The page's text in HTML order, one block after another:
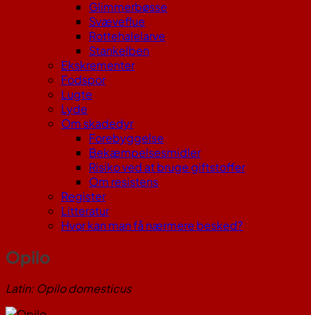
Glimmerbøsse
Svæveflue
Rottehalelarve
Stankelben
Ekskrementer
Fodspor
Lugte
Lyde
Om skadedyr
Forebyggelse
Bekæmpelsesmidler
Risiko ved at bruge giftstoffer
Om resistens
Register
Litteratur
Hvor kan man få nærmere besked?
Opilo
Latin: Opilo domesticus